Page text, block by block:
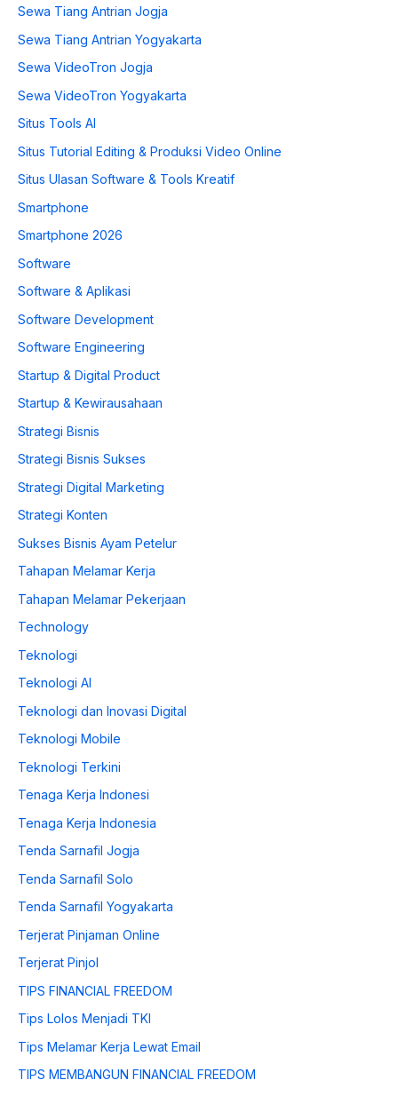
Sewa Tiang Antrian Jogja
Sewa Tiang Antrian Yogyakarta
Sewa VideoTron Jogja
Sewa VideoTron Yogyakarta
Situs Tools AI
Situs Tutorial Editing & Produksi Video Online
Situs Ulasan Software & Tools Kreatif
Smartphone
Smartphone 2026
Software
Software & Aplikasi
Software Development
Software Engineering
Startup & Digital Product
Startup & Kewirausahaan
Strategi Bisnis
Strategi Bisnis Sukses
Strategi Digital Marketing
Strategi Konten
Sukses Bisnis Ayam Petelur
Tahapan Melamar Kerja
Tahapan Melamar Pekerjaan
Technology
Teknologi
Teknologi AI
Teknologi dan Inovasi Digital
Teknologi Mobile
Teknologi Terkini
Tenaga Kerja Indonesi
Tenaga Kerja Indonesia
Tenda Sarnafil Jogja
Tenda Sarnafil Solo
Tenda Sarnafil Yogyakarta
Terjerat Pinjaman Online
Terjerat Pinjol
TIPS FINANCIAL FREEDOM
Tips Lolos Menjadi TKI
Tips Melamar Kerja Lewat Email
TIPS MEMBANGUN FINANCIAL FREEDOM